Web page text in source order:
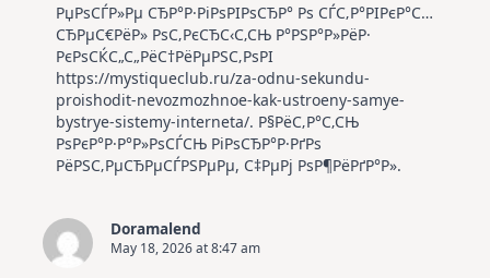
РџРѕСЃР»Рµ СЂР°Р·РіРѕРІРѕСЂР° Рѕ СЃС‚Р°РІРєР°С…
СЂРµС€РёР» РѕС‚РєСЂС‹С‚СЊ Р°РЅР°Р»РёР·
РєРѕСЌС„С„РёС†РёРµРЅС‚РѕРІ
https://mystiqueclub.ru/za-odnu-sekundu-
proishodit-nevozmozhnoe-kak-ustroeny-samye-
bystrye-sistemy-interneta/. Р§РёС‚Р°С‚СЊ
РѕРєР°Р·Р°Р»РѕСЃСЊ РіРѕСЂР°Р·РґРѕ
РёРЅС‚РµСЂРµСЃРЅРµРµ, С‡РµРј РѕР¶РёРґР°Р».
Doramalend
May 18, 2026 at 8:47 am